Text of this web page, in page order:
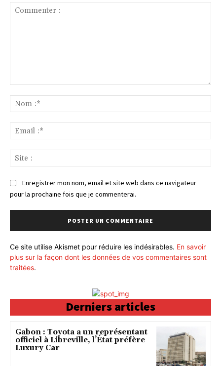
:*
:*
:
Enregistrer mon nom, email et site web dans ce navigateur
pour la prochaine fois que je commenterai.
Ce site utilise Akismet pour réduire les indésirables. En savoir
plus sur la façon dont les données de vos commentaires sont
traitées.
Derniers articles
Gabon : Toyota a un représentant
officiel à Libreville, l’État préfère
Luxury Car